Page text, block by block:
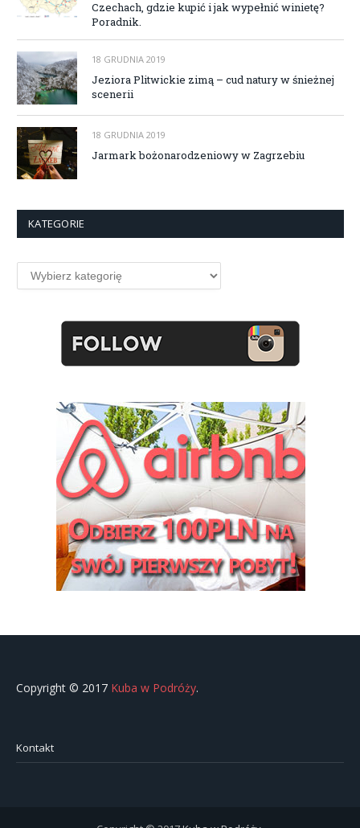
Czechach, gdzie kupić i jak wypełnić winietę?
Poradnik.
18 GRUDNIA 2019
Jeziora Plitwickie zimą – cud natury w śnieżnej
scenerii
18 GRUDNIA 2019
Jarmark bożonarodzeniowy w Zagrzebiu
KATEGORIE
Kategorie
Copyright © 2017 Kuba w Podróży.
Kontakt